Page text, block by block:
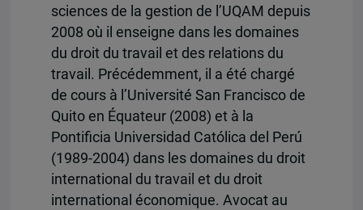
sciences de la gestion de l’UQAM depuis
2008 où il enseigne dans les domaines
du droit du travail et des relations du
travail. Précédemment, il a été chargé
de cours à l’Université San Francisco de
Quito en Équateur (2008) et à la
Pontificia Universidad Católica del Perú
(1989-2004) dans les domaines du droit
international du travail et du droit
international économique. Avocat au